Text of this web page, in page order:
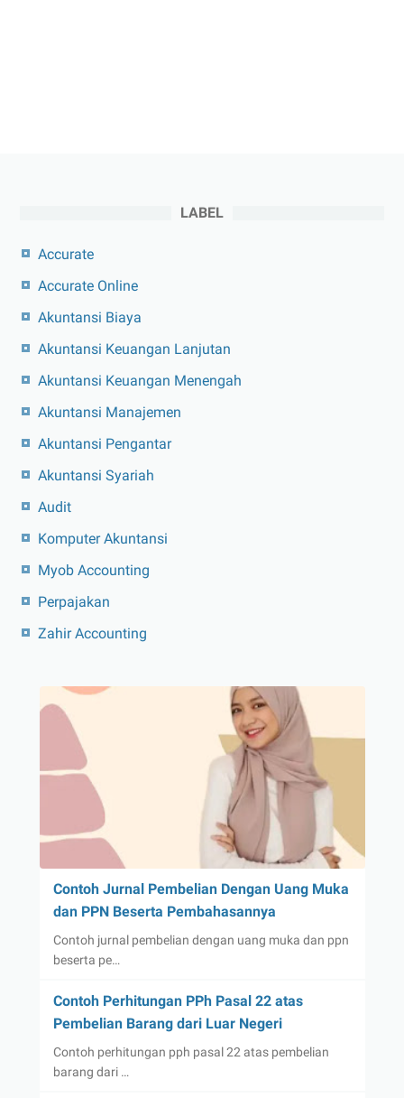
LABEL
Accurate
Accurate Online
Akuntansi Biaya
Akuntansi Keuangan Lanjutan
Akuntansi Keuangan Menengah
Akuntansi Manajemen
Akuntansi Pengantar
Akuntansi Syariah
Audit
Komputer Akuntansi
Myob Accounting
Perpajakan
Zahir Accounting
Contoh Jurnal Pembelian Dengan Uang Muka
dan PPN Beserta Pembahasannya
Contoh jurnal pembelian dengan uang muka dan ppn
beserta pe…
Contoh Perhitungan PPh Pasal 22 atas
Pembelian Barang dari Luar Negeri
Contoh perhitungan pph pasal 22 atas pembelian
barang dari …